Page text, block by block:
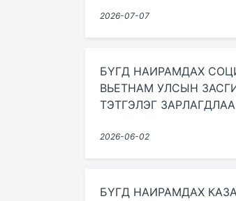
2026-07-07
БҮГД НАИРАМДАХ
ВЬЕТНАМ УЛСЫН
ТЭТГЭЛЭГ ЗАРЛАГДЛАА
2026-06-02
БҮГД НАИРАМДАХ